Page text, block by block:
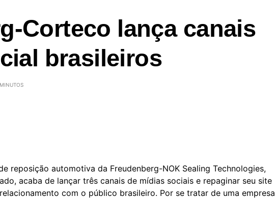
Corteco lança canais
brasileiros
reposição automotiva da Freudenberg-NOK Sealing Technologies,
acaba de lançar três canais de mídias sociais e repaginar seu site
com o público brasileiro. Por se tratar de uma empresa